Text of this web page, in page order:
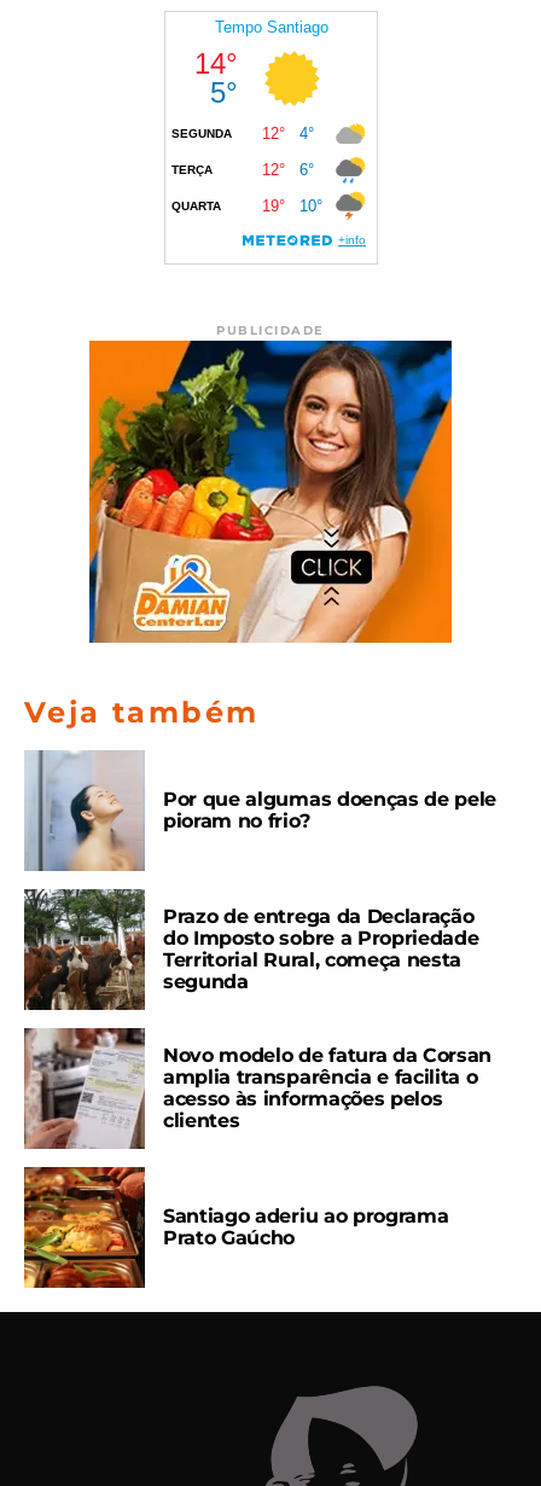
PUBLICIDADE
Veja também
Por que algumas doenças de pele
pioram no frio?
Prazo de entrega da Declaração
do Imposto sobre a Propriedade
Territorial Rural, começa nesta
segunda
Novo modelo de fatura da Corsan
amplia transparência e facilita o
acesso às informações pelos
clientes
Santiago aderiu ao programa
Prato Gaúcho